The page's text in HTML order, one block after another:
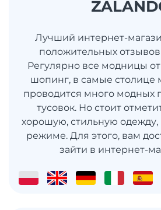
Лучший интернет-
положительных
Регулярно все модницы
шопинг, в самые столице
проводится много модных
тусовок. Но стоит
хорошую, стильную
режиме. Для этого, вам
зайти в интернет-